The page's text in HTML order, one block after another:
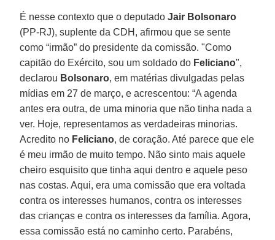
É nesse contexto que o deputadoJair Bolsonaro
(PP-RJ), suplente da CDH, afirmou que se sente
como “irmão” do presidente da comissão. "Como
capitão do Exército, sou um soldado do Feliciano",
declarou Bolsonaro, em matérias divulgadas pelas
mídias em 27 de março, e acrescentou: “A agenda
antes era outra, de uma minoria que não tinha nada a
ver. Hoje, representamos as verdadeiras minorias.
Acredito no Feliciano, de coração. Até parece que ele
é meu irmão de muito tempo. Não sinto mais aquele
cheiro esquisito que tinha aqui dentro e aquele peso
nas costas. Aqui, era uma comissão que era voltada
contra os interesses humanos, contra os interesses
das crianças e contra os interesses da família. Agora,
essa comissão está no caminho certo. Parabéns,